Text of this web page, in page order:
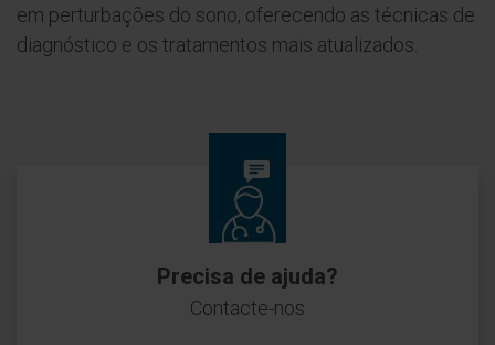
em perturbações do sono, oferecendo as técnicas de
diagnóstico e os tratamentos mais atualizados.
Precisa de ajuda?
Contacte-nos